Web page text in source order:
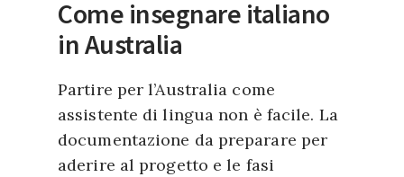
Come insegnare italiano
in Australia
Partire per l’Australia come
assistente di lingua non è facile. La
documentazione da preparare per
aderire al progetto e le fasi